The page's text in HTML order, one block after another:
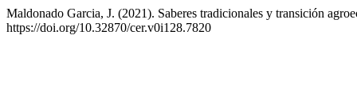
Maldonado Garcia, J. (2021). Saberes tradicionales y transición
https://doi.org/10.32870/cer.v0i128.7820